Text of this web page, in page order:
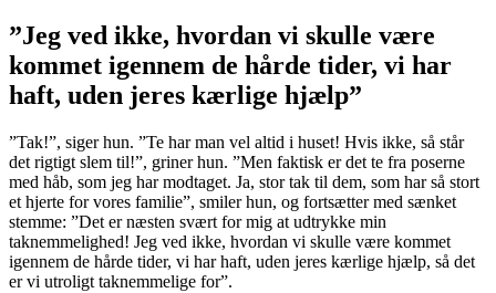
”Jeg ved ikke, hvordan vi skulle være
kommet igennem de hårde tider, vi har
haft, uden jeres kærlige hjælp”
”Tak!”, siger hun. ”Te har man vel altid i huset! Hvis ikke, så står
det rigtigt slem til!”, griner hun. ”Men faktisk er det te fra poserne
med håb, som jeg har modtaget. Ja, stor tak til dem, som har så stort
et hjerte for vores familie”, smiler hun, og fortsætter med sænket
stemme: ”Det er næsten svært for mig at udtrykke min
taknemmelighed! Jeg ved ikke, hvordan vi skulle være kommet
igennem de hårde tider, vi har haft, uden jeres kærlige hjælp, så det
er vi utroligt taknemmelige for”.